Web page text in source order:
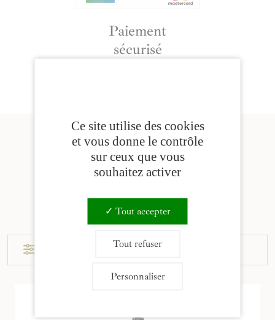
Paiement
sécurisé
Produits similaires
Afficher les filtres
Ce site utilise des cookies
et vous donne le contrôle
sur ceux que vous
souhaitez activer
Tout accepter
Tout refuser
Personnaliser